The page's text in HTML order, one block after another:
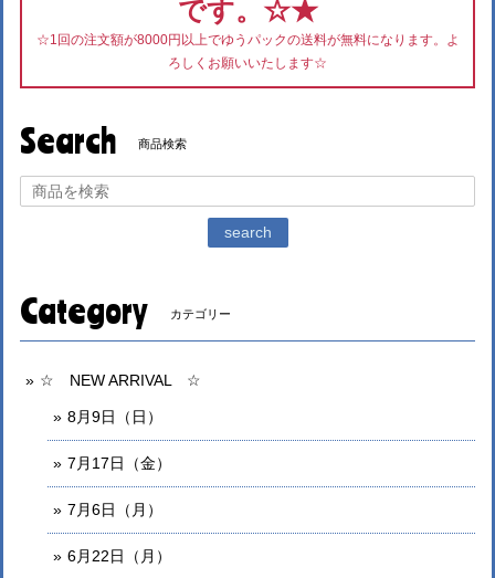
です。☆★
☆1回の注文額が8000円以上でゆうパックの送料が無料になります。よ
ろしくお願いいたします☆
Search 商品検索
search
Category カテゴリー
☆ NEW ARRIVAL ☆
8月9日（日）
7月17日（金）
7月6日（月）
6月22日（月）